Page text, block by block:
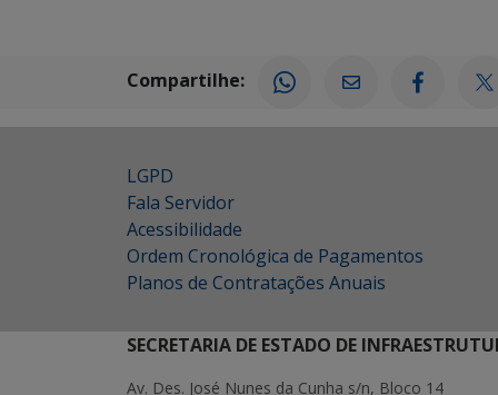
Compartilhe:
LGPD
Fala Servidor
Acessibilidade
Ordem Cronológica de Pagamentos
Planos de Contratações Anuais
SECRETARIA DE ESTADO DE
Av. Des. José Nunes da Cunha s/n, Bloco 14